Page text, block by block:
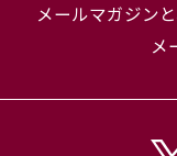
メールマガジンと
メ